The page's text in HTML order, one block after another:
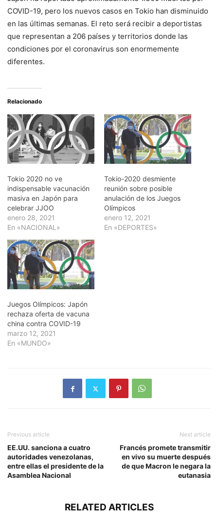
COVID-19, pero los nuevos casos en Tokio han disminuido
en las últimas semanas. El reto será recibir a deportistas
que representan a 206 países y territorios donde las
condiciones por el coronavirus son enormemente
diferentes.
Relacionado
Tokio 2020 no ve
indispensable vacunación
masiva en Japón para
celebrar JJOO
enero 28, 2021
En «NACIONAL»
Tokio-2020 desmiente
reunión sobre posible
anulación de los Juegos
Olímpicos
enero 12, 2021
En «DEPORTES»
Juegos Olímpicos: Japón
rechaza oferta de vacuna
china contra COVID-19
marzo 12, 2021
En «MUNDO»
Previous article
EE.UU. sanciona a cuatro
autoridades venezolanas,
entre ellas el presidente de la
Asamblea Nacional
Next article
Francés promete transmitir
en vivo su muerte después
de que Macron le negara la
eutanasia
RELATED ARTICLES